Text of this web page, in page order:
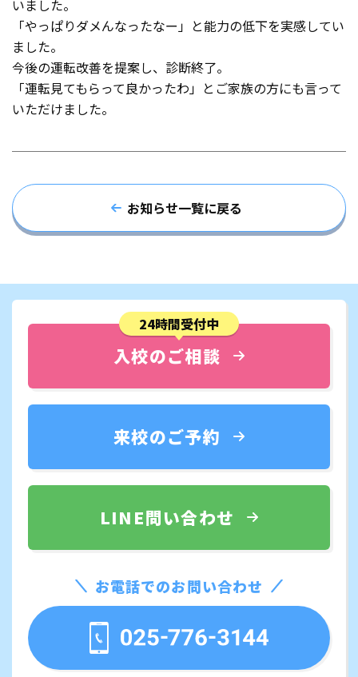
いました。
「やっぱりダメんなったなー」と能力の低下を実感してい
ました。
今後の運転改善を提案し、診断終了。
「運転見てもらって良かったわ」とご家族の方にも言って
いただけました。
お知らせ一覧に戻る
24時間受付中
入校のご相談
来校のご予約
LINE問い合わせ
お電話でのお問い合わせ